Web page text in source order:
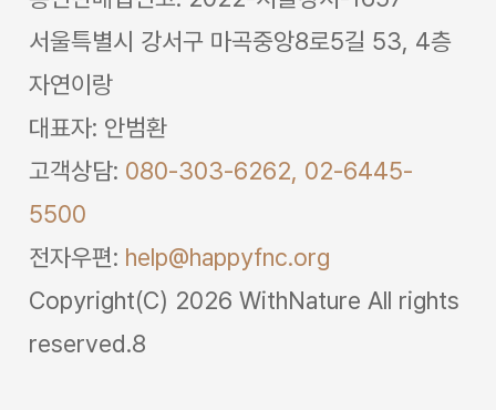
서울특별시 강서구 마곡중앙8로5길 53, 4층
자연이랑
대표자: 안범환
고객상담: 080-303-6262, 02-6445-
5500
전자우편: help@happyfnc.org
Copyright(C) 2026 WithNature All rights
reserved.8